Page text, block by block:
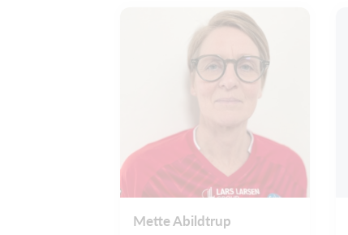
Mette Abildtrup